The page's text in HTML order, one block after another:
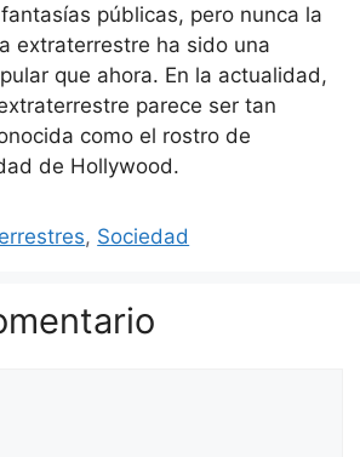
públicas, pero nunca la
extraterrestre ha sido una
que ahora. En la actualidad,
parece ser tan
como el rostro de
de Hollywood.
, Sociedad